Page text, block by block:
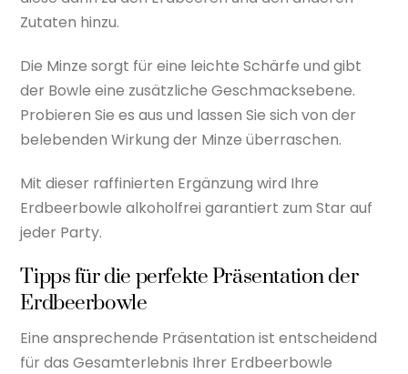
Zutaten hinzu.
Die Minze sorgt für eine leichte Schärfe und gibt
der Bowle eine zusätzliche Geschmacksebene.
Probieren Sie es aus und lassen Sie sich von der
belebenden Wirkung der Minze überraschen.
Mit dieser raffinierten Ergänzung wird Ihre
Erdbeerbowle alkoholfrei garantiert zum Star auf
jeder Party.
Tipps für die perfekte Präsentation der
Erdbeerbowle
Eine ansprechende Präsentation ist entscheidend
für das Gesamterlebnis Ihrer Erdbeerbowle